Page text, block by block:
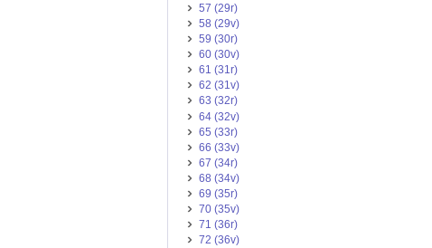
57 (29r)
58 (29v)
59 (30r)
60 (30v)
61 (31r)
62 (31v)
63 (32r)
64 (32v)
65 (33r)
66 (33v)
67 (34r)
68 (34v)
69 (35r)
70 (35v)
71 (36r)
72 (36v)